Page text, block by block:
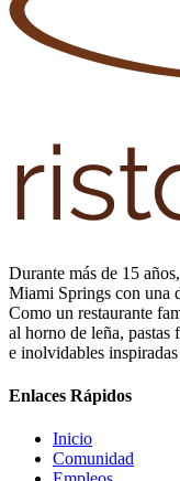
Durante más de 15
Miami Springs con una
Como un restaurante
al horno de leña, pastas
e inolvidables
Enlaces Rápidos
Inicio
Comunidad